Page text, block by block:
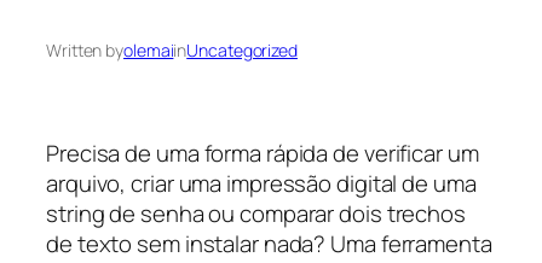
Written byolemaiinUncategorized
Precisa de uma forma rápida de verificar um
arquivo, criar uma impressão digital de uma
string de senha ou comparar dois trechos
de texto sem instalar nada? Uma ferramenta